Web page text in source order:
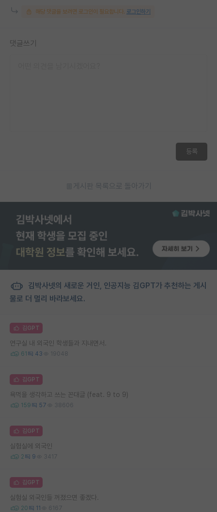
해당 댓글을 보려면 로그인이 필요합니다. 로그인하기
댓글쓰기
등록
게시판 목록으로 돌아가기
김박사넷의 새로운 거인, 인공지능 김GPT가 추천하는 게시
물로 더 멀리 바라보세요.
김GPT
연구실 내 외국인 학생들과 지내면서.
61 43 19048
김GPT
욕먹을 생각하고 쓰는 꼰대글 (feat. 9 to 9)
159 57 38606
김GPT
실험실에 외국인
2 9 3417
김GPT
실험실 외국인들 꺼졌으면 좋겠다.
20 11 6167